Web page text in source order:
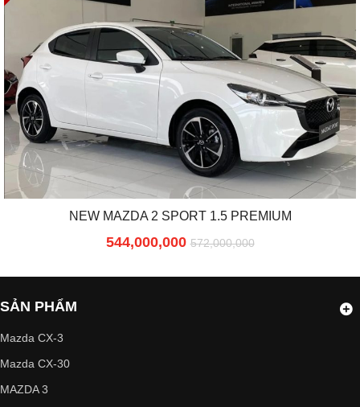
NEW MAZDA 2 SPORT 1.5 PREMIUM
544,000,000572,000,000
SẢN PHẨM
Mazda CX-3
Mazda CX-30
MAZDA 3